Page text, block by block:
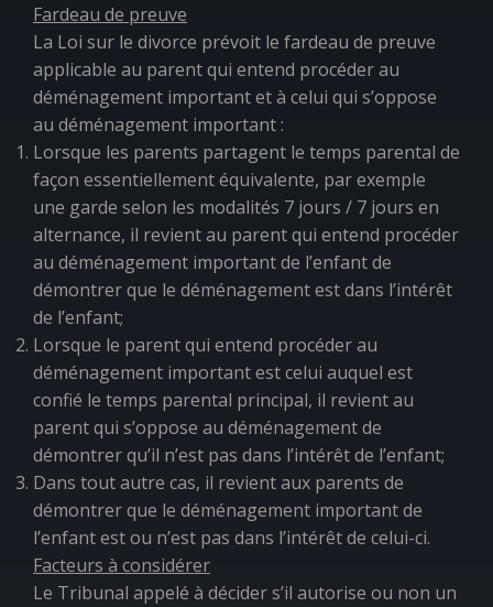
Fardeau de preuve
La Loi sur le divorce prévoit le fardeau de preuve
applicable au parent qui entend procéder au
déménagement important et à celui qui s’oppose
au déménagement important :
Lorsque les parents partagent le temps parental de
façon essentiellement équivalente, par exemple
une garde selon les modalités 7 jours / 7 jours en
alternance, il revient au parent qui entend procéder
au déménagement important de l’enfant de
démontrer que le déménagement est dans l’intérêt
de l’enfant;
Lorsque le parent qui entend procéder au
déménagement important est celui auquel est
confié le temps parental principal, il revient au
parent qui s’oppose au déménagement de
démontrer qu’il n’est pas dans l’intérêt de l’enfant;
Dans tout autre cas, il revient aux parents de
démontrer que le déménagement important de
l’enfant est ou n’est pas dans l’intérêt de celui-ci.
Facteurs à considérer
Le Tribunal appelé à décider s’il autorise ou non un